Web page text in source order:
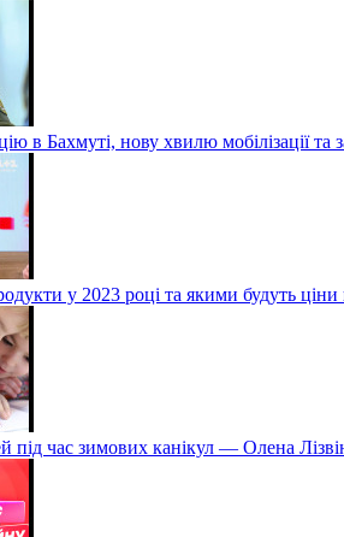
в Бахмуті, нову хвилю мобілізації та
у 2023 році та якими будуть
під час зимових канікул — Олена